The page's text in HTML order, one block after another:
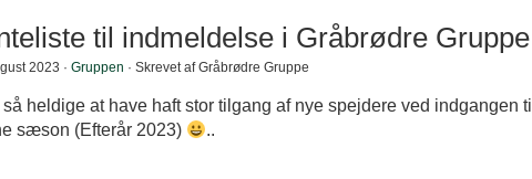
til indmeldelse i Gråbrødre Gruppe
2023 · Gruppen · Skrevet af Gråbrødre Gruppe
heldige at have haft stor tilgang af nye spejdere ved indgangen til
sæson (Efterår 2023)
..